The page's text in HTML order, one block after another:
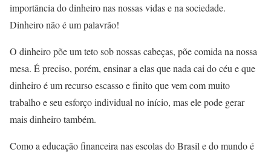
importância do dinheiro nas nossas vidas e na sociedade.
Dinheiro não é um palavrão!
O dinheiro põe um teto sob nossas cabeças, põe comida na nossa
mesa. É preciso, porém, ensinar a elas que nada cai do céu e que
dinheiro é um recurso escasso e finito que vem com muito
trabalho e seu esforço individual no início, mas ele pode gerar
mais dinheiro também.
Como a educação financeira nas escolas do Brasil e do mundo é